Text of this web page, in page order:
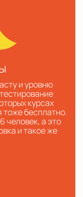
и уровню
курсах
тоже бесплатно.
человек, а это
и такое же